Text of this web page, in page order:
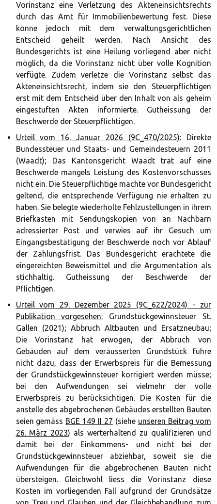
Vorinstanz eine Verletzung des Akteneinsichtsrechts
durch das Amt für Immobilienbewertung fest. Diese
könne jedoch mit dem verwaltungsgerichtlichen
Entscheid geheilt werden. Nach Ansicht des
Bundesgerichts ist eine Heilung vorliegend aber nicht
möglich, da die Vorinstanz nicht über volle Kognition
verfügte. Zudem verletze die Vorinstanz selbst das
Akteneinsichtsrecht, indem sie den Steuerpflichtigen
erst mit dem Entscheid über den Inhalt von als geheim
eingestuften Akten informierte. Gutheissung der
Beschwerde der Steuerpflichtigen.
Urteil vom 16. Januar 2026 (9C_470/2025):Direkte
Bundessteuer und Staats- und Gemeindesteuern 2011
(Waadt); Das Kantonsgericht Waadt trat auf eine
Beschwerde mangels Leistung des Kostenvorschusses
nicht ein. Die Steuerpflichtige machte vor Bundesgericht
geltend, die entsprechende Verfügung nie erhalten zu
haben. Sie belegte wiederholte Fehlzustellungen in ihrem
Briefkasten mit Sendungskopien von an Nachbarn
adressierter Post und verwies auf ihr Gesuch um
Eingangsbestätigung der Beschwerde noch vor Ablauf
der Zahlungsfrist. Das Bundesgericht erachtete die
eingereichten Beweismittel und die Argumentation als
stichhaltig. Gutheissung der Beschwerde der
Pflichtigen.
Urteil vom 29. Dezember 2025 (9C_622/2024) - zur
Publikation vorgesehen: Grundstückgewinnsteuer St.
Gallen (2021); Abbruch Altbauten und Ersatzneubau;
Die Vorinstanz hat erwogen, der Abbruch von
Gebäuden auf dem veräusserten Grundstück führe
nicht dazu, dass der Erwerbspreis für die Bemessung
der Grundstückgewinnsteuer korrigiert werden müsse;
bei den Aufwendungen sei vielmehr der volle
Erwerbspreis zu berücksichtigen. Die Kosten für die
anstelle des abgebrochenen Gebäudes erstellten Bauten
seien gemäss BGE 149 II 27 (siehe unseren Beitrag vom
26. März 2023) als werterhaltend zu qualifizieren und
damit bei der Einkommens- und nicht bei der
Grundstückgewinnsteuer abziehbar, soweit sie die
Aufwendungen für die abgebrochenen Bauten nicht
übersteigen. Gleichwohl liess die Vorinstanz diese
Kosten im vorliegenden Fall aufgrund der Grundsätze